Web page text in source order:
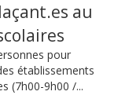
au
pour
établissements
(7h00-9h00 /...